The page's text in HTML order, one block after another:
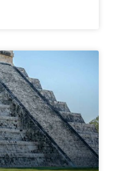
y aves. En todo
un paraíso para el